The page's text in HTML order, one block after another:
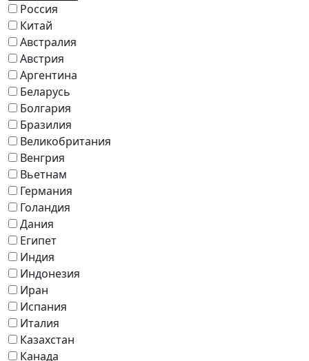
Россия
Китай
Австралия
Австрия
Аргентина
Беларусь
Болгария
Бразилия
Великобритания
Венгрия
Вьетнам
Германия
Голандия
Дания
Египет
Индия
Индонезия
Иран
Испания
Италия
Казахстан
Канада